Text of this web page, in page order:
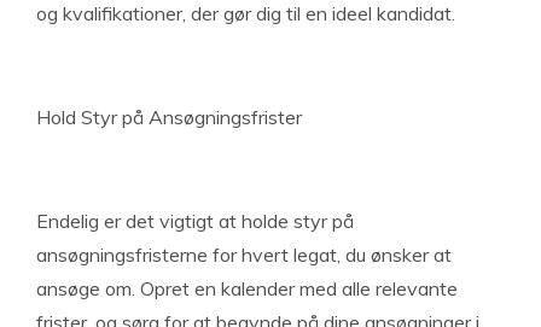
og kvalifikationer, der gør dig til en ideel kandidat.
Hold Styr på Ansøgningsfrister
Endelig er det vigtigt at holde styr på
ansøgningsfristerne for hvert legat, du ønsker at
ansøge om. Opret en kalender med alle relevante
frister, og sørg for at begynde på dine ansøgninger i